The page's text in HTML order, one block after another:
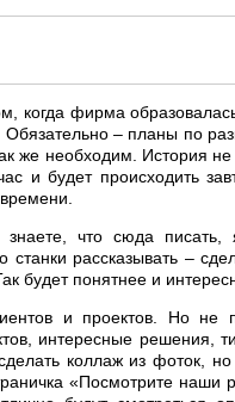
когда фирма
– планы по
же необходим. История
и будет происходить
что сюда
станки рассказывать –
будет понятнее и
и проектов. Но не
интересные решения,
коллаж из фоток, но
«Посмотрите